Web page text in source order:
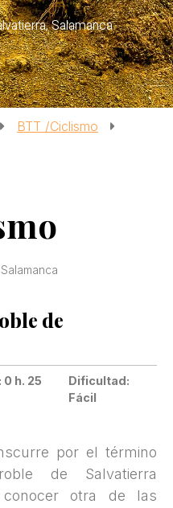
Salamanca
BTT /Ciclismo
de
h. 25
Dificultad:
Fácil
por el término
de Salvatierra
otra de las